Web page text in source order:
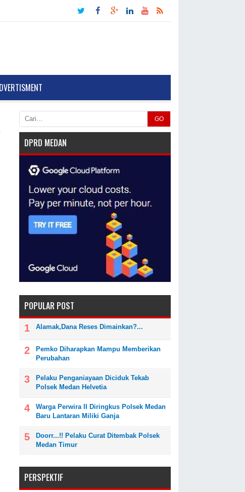
GO
DPRD MEDAN
POPULAR POST
Alamak,Dana Reses Dimainkan?...
Pemko Diharapkan Mampu Memberikan
Perubahan
Pelaku Penganiayaan Diciduk Tekab
Polsek Medan Helvetia
Warga Perwira II Diringkus Polsek Medan
Baru Lantaran Miliki Ganja
Doorr...!! Pelaku Curat Ditembak Polsek
Medan Timur
PERSPEKTIF